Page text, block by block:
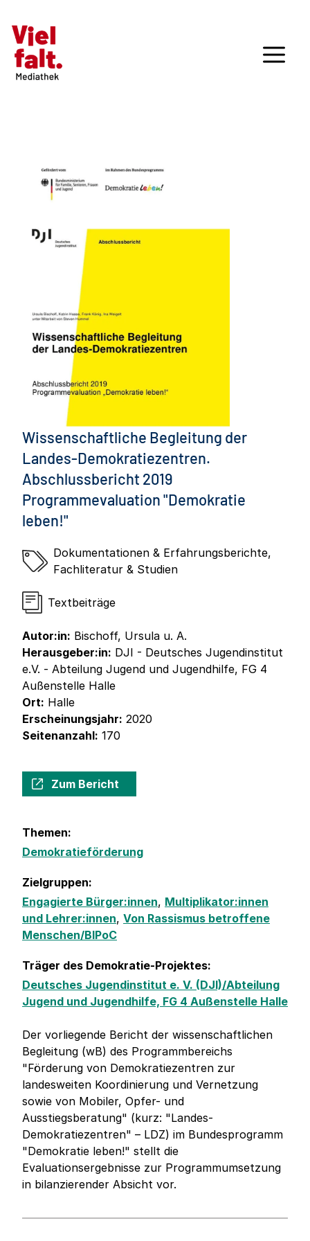
Wissenschaftliche Begleitung der
Landes-Demokratiezentren.
Abschlussbericht 2019
Programmevaluation "Demokratie
leben!"
Dokumentationen & Erfahrungsberichte,
Fachliteratur & Studien
Textbeiträge
Autor:in: Bischoff, Ursula u. A.
Herausgeber:in: DJI - Deutsches Jugendinstitut
e.V. - Abteilung Jugend und Jugendhilfe, FG 4
Außenstelle Halle
Ort: Halle
Erscheinungsjahr: 2020
Seitenanzahl: 170
Zum Bericht
Themen:
Demokratieförderung
Zielgruppen:
Engagierte Bürger:innen, Multiplikator:innen
und Lehrer:innen, Von Rassismus betroffene
Menschen/BIPoC
Träger des Demokratie-Projektes:
Deutsches Jugendinstitut e. V. (DJI)/Abteilung
Jugend und Jugendhilfe, FG 4 Außenstelle Halle
Der vorliegende Bericht der wissenschaftlichen
Begleitung (wB) des Programmbereichs
"Förderung von Demokratiezentren zur
landesweiten Koordinierung und Vernetzung
sowie von Mobiler, Opfer- und
Ausstiegsberatung" (kurz: "Landes-
Demokratiezentren" – LDZ) im Bundesprogramm
"Demokratie leben!" stellt die
Evaluationsergebnisse zur Programmumsetzung
in bilanzierender Absicht vor.